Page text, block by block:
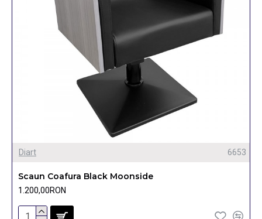
Diart 6653
Scaun Coafura Black Moonside
1.200,00RON